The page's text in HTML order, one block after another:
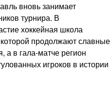
вновь занимает
турнира. В
хоккейная школа
продолжают славные
а в гала-матче регион
игроков в истории